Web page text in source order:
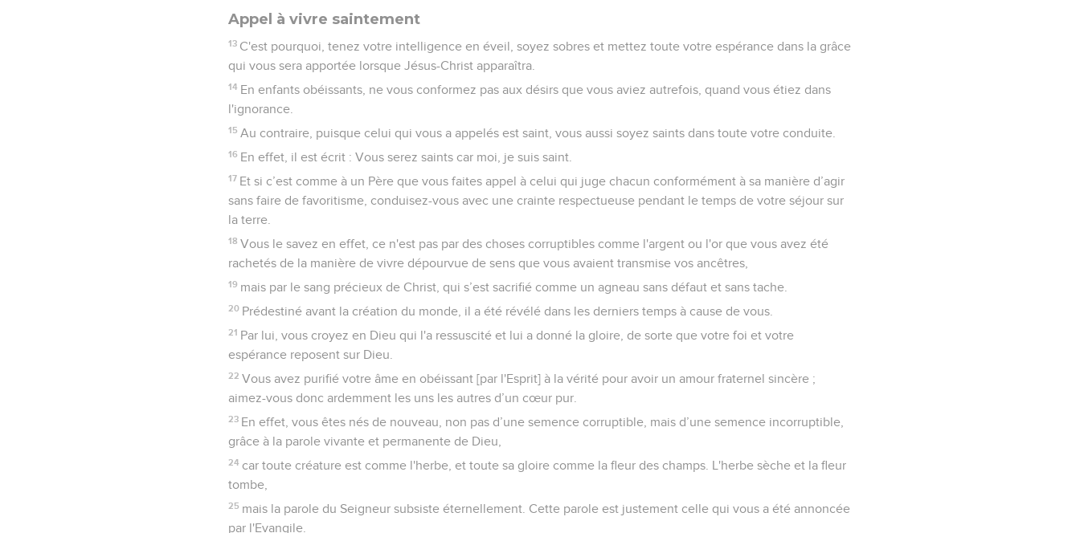
Appel à vivre saintement
13 C'est pourquoi, tenez votre intelligence en éveil, soyez sobres et mettez toute votre espérance dans la grâce
qui vous sera apportée lorsque Jésus-Christ apparaîtra.
14 En enfants obéissants, ne vous conformez pas aux désirs que vous aviez autrefois, quand vous étiez dans
l'ignorance.
15 Au contraire, puisque celui qui vous a appelés est saint, vous aussi soyez saints dans toute votre conduite.
16 En effet, il est écrit : Vous serez saints car moi, je suis saint.
17 Et si c’est comme à un Père que vous faites appel à celui qui juge chacun conformément à sa manière d’agir
sans faire de favoritisme, conduisez-vous avec une crainte respectueuse pendant le temps de votre séjour sur
la terre.
18 Vous le savez en effet, ce n'est pas par des choses corruptibles comme l'argent ou l'or que vous avez été
rachetés de la manière de vivre dépourvue de sens que vous avaient transmise vos ancêtres,
19 mais par le sang précieux de Christ, qui s’est sacrifié comme un agneau sans défaut et sans tache.
20 Prédestiné avant la création du monde, il a été révélé dans les derniers temps à cause de vous.
21 Par lui, vous croyez en Dieu qui l'a ressuscité et lui a donné la gloire, de sorte que votre foi et votre
espérance reposent sur Dieu.
22 Vous avez purifié votre âme en obéissant [par l'Esprit] à la vérité pour avoir un amour fraternel sincère ;
aimez-vous donc ardemment les uns les autres d’un cœur pur.
23 En effet, vous êtes nés de nouveau, non pas d’une semence corruptible, mais d’une semence incorruptible,
grâce à la parole vivante et permanente de Dieu,
24 car toute créature est comme l'herbe, et toute sa gloire comme la fleur des champs. L'herbe sèche et la fleur
tombe,
25 mais la parole du Seigneur subsiste éternellement. Cette parole est justement celle qui vous a été annoncée
par l'Evangile.